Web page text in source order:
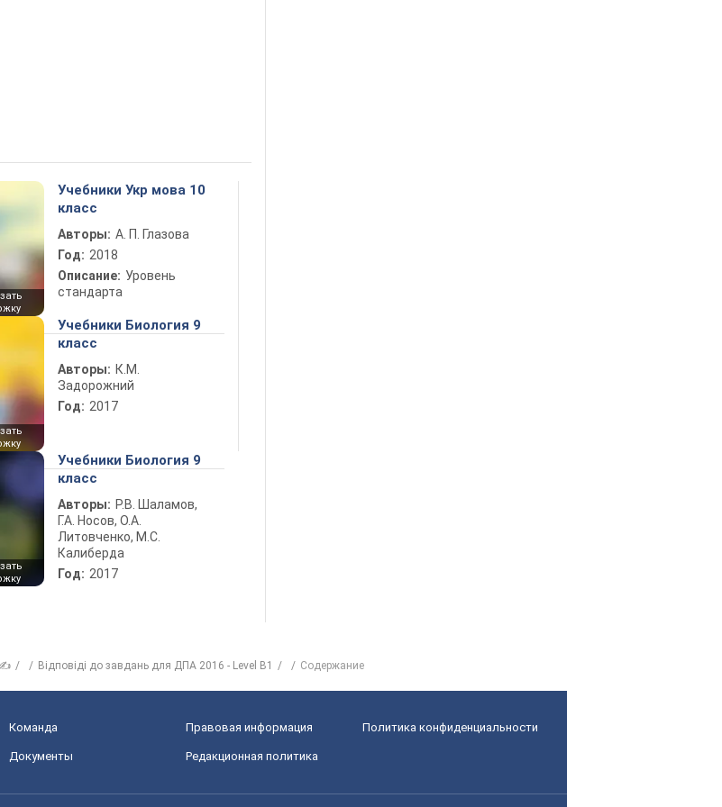
Учебники Укр мова 10
класс
Авторы: А. П. Глазова
Год: 2018
Описание: Уровень
стандарта
Учебники Биология 9
класс
Авторы: К.М.
Задорожний
Год: 2017
Учебники Биология 9
класс
Авторы: Р.В. Шаламов,
Г.А. Носов, О.А.
Литовченко, М.С.
Калиберда
Год: 2017
✍ Відповіді до завдань для ДПА 2016 - Level B1 Содержание
Команда Правовая информация Политика конфиденциальности
Документы Редакционная политика